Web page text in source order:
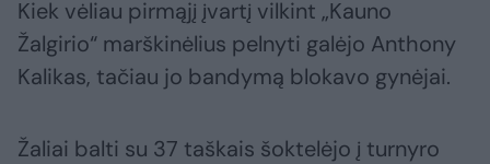
Kiek vėliau pirmąjį įvartį vilkint „Kauno
Žalgirio“ marškinėlius pelnyti galėjo Anthony
Kalikas, tačiau jo bandymą blokavo gynėjai.
Žaliai balti su 37 taškais šoktelėjo į turnyro